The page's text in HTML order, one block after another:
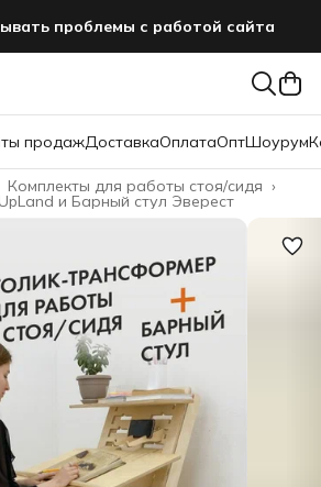
проблемы с работой сайта
продажДоставкаОплатаОптШоурум
и Барный стул Эверест
Комплекты для работы стоя/сидя ›